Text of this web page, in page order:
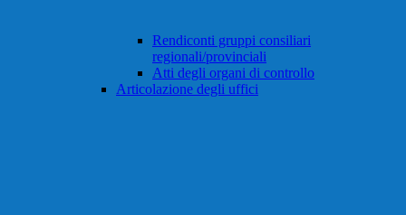
Rendiconti gruppi consiliari
regionali/provinciali
Atti degli organi di controllo
Articolazione degli uffici